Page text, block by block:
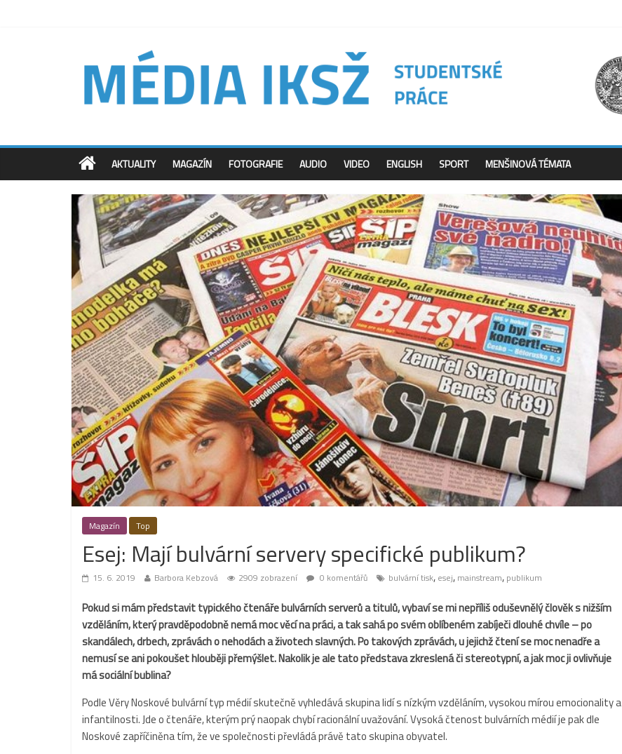
AKTUALITY MAGAZÍN FOTOGRAFIE AUDIO VIDEO ENGLISH SPORT MENŠINOVÁ TÉMATA
Magazín Top
Esej: Mají bulvární servery specifické publikum?
15. 6. 2019 Barbora Kebzová 2909 zobrazení 0 komentářů bulvární tisk, esej, mainstream, publikum
Pokud si mám představit typického čtenáře bulvárních serverů a titulů, vybaví se mi nepříliš oduševnělý člověk s nižším
vzděláním, který pravděpodobně nemá moc věcí na práci, a tak sahá po svém oblíbeném zabíječi dlouhé chvíle – po
skandálech, drbech, zprávách o nehodách a životech slavných. Po takových zprávách, u jejichž čtení se moc nenadře a
nemusí se ani pokoušet hlouběji přemýšlet. Nakolik je ale tato představa zkreslená či stereotypní, a jak moc ji ovlivňuje
má sociální bublina?
Podle Věry Noskové bulvární typ médií skutečně vyhledává skupina lidí s nízkým vzděláním, vysokou mírou emocionality a
infantilnosti. Jde o čtenáře, kterým prý naopak chybí racionální uvažování. Vysoká čtenost bulvárních médií je pak dle
Noskové zapříčiněna tím, že ve společnosti převládá právě tato skupina obyvatel.